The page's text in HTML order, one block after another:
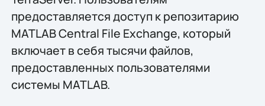
предоставляется доступ к репозитарию
MATLAB Central File Exchange, который
включает в себя тысячи файлов,
предоставленных пользователями
системы MATLAB.